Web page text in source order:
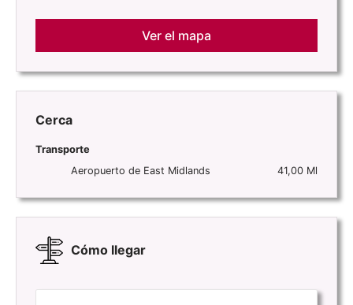
Ver el mapa
Cerca
Transporte
Aeropuerto de East Midlands
41,00 Ml
Cómo llegar